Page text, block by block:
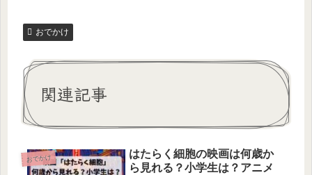
おでかけ
関連記事
おでかけ
はたらく細胞の映画は何歳か
ら見れる？小学生は？アニメ